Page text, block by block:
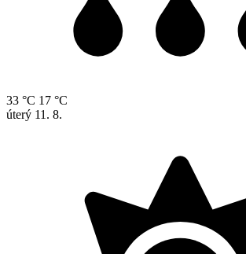
33 °C 17 °C
úterý 11. 8.